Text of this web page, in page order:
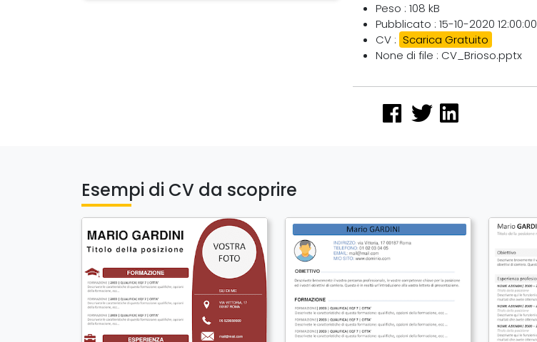
Peso : 108 kB
Pubblicato : 15-10-2020 12:00:00
CV : Scarica Gratuito
None di file : CV_Brioso.pptx
Esempi di CV da scoprire